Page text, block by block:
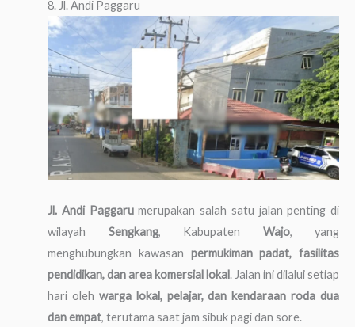
8. Jl. Andi Paggaru
Jl. Andi Paggarumerupakan salah satu jalan penting di
wilayah Sengkang, Kabupaten Wajo, yang
menghubungkan kawasan permukiman padat, fasilitas
pendidikan, dan area komersial lokal. Jalan ini dilalui setiap
hari oleh warga lokal, pelajar, dan kendaraan roda dua
dan empat, terutama saat jam sibuk pagi dan sore.